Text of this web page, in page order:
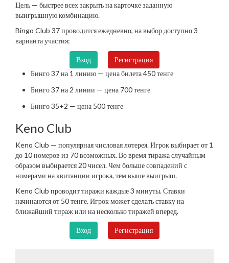
Цель — быстрее всех закрыть на карточке заданную
выигрышную комбинацию.
Bingo Club 37 проводится ежедневно, на выбор доступно 3
варианта участия:
Вход
Регистрация
Бинго 37 на 1 линию — цена билета 450 тенге
Бинго 37 на 2 линии — цена 700 тенге
Бинго 35+2 — цена 500 тенге
Keno Club
Keno Club — популярная числовая лотерея. Игрок выбирает от 1
до 10 номеров из 70 возможных. Во время тиража случайным
образом выбирается 20 чисел. Чем больше совпадений с
номерами на квитанции игрока, тем выше выигрыш.
Keno Club проводит тиражи каждые 3 минуты. Ставки
начинаются от 50 тенге. Игрок может сделать ставку на
ближайший тираж или на несколько тиражей вперед.
Вход Регистрация